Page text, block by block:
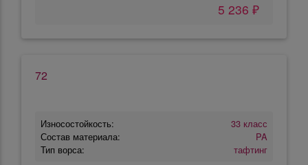
5 236 ₽
72
Износостойкость:
33 класс
Состав материала:
PA
Тип ворса:
тафтинг